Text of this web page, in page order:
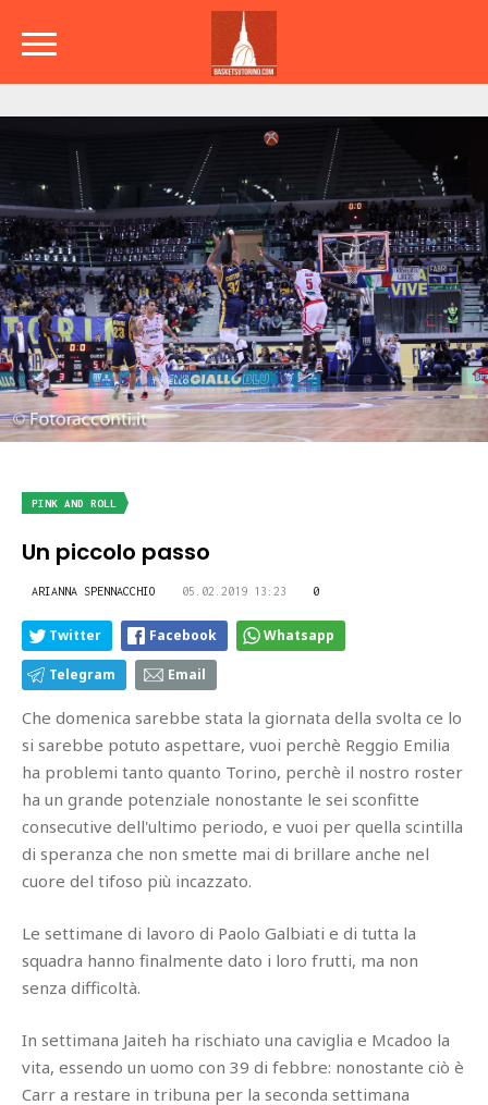
PINK AND ROLL
Un piccolo passo
ARIANNA SPENNACCHIO 05.02.2019 13:23 0
Twitter Facebook Whatsapp
Telegram Email
Che domenica sarebbe stata la giornata della svolta ce lo
si sarebbe potuto aspettare, vuoi perchè Reggio Emilia
ha problemi tanto quanto Torino, perchè il nostro roster
ha un grande potenziale nonostante le sei sconfitte
consecutive dell'ultimo periodo, e vuoi per quella scintilla
di speranza che non smette mai di brillare anche nel
cuore del tifoso più incazzato.
Le settimane di lavoro di Paolo Galbiati e di tutta la
squadra hanno finalmente dato i loro frutti, ma non
senza difficoltà.
In settimana Jaiteh ha rischiato una caviglia e Mcadoo la
vita, essendo un uomo con 39 di febbre: nonostante ciò è
Carr a restare in tribuna per la seconda settimana